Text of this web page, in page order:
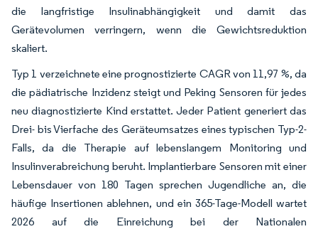
die langfristige Insulinabhängigkeit und damit das
Gerätevolumen verringern, wenn die Gewichtsreduktion
skaliert.
Typ 1 verzeichnete eine prognostizierte CAGR von 11,97 %, da
die pädiatrische Inzidenz steigt und Peking Sensoren für jedes
neu diagnostizierte Kind erstattet. Jeder Patient generiert das
Drei- bis Vierfache des Geräteumsatzes eines typischen Typ-2-
Falls, da die Therapie auf lebenslangem Monitoring und
Insulinverabreichung beruht. Implantierbare Sensoren mit einer
Lebensdauer von 180 Tagen sprechen Jugendliche an, die
häufige Insertionen ablehnen, und ein 365-Tage-Modell wartet
2026 auf die Einreichung bei der Nationalen